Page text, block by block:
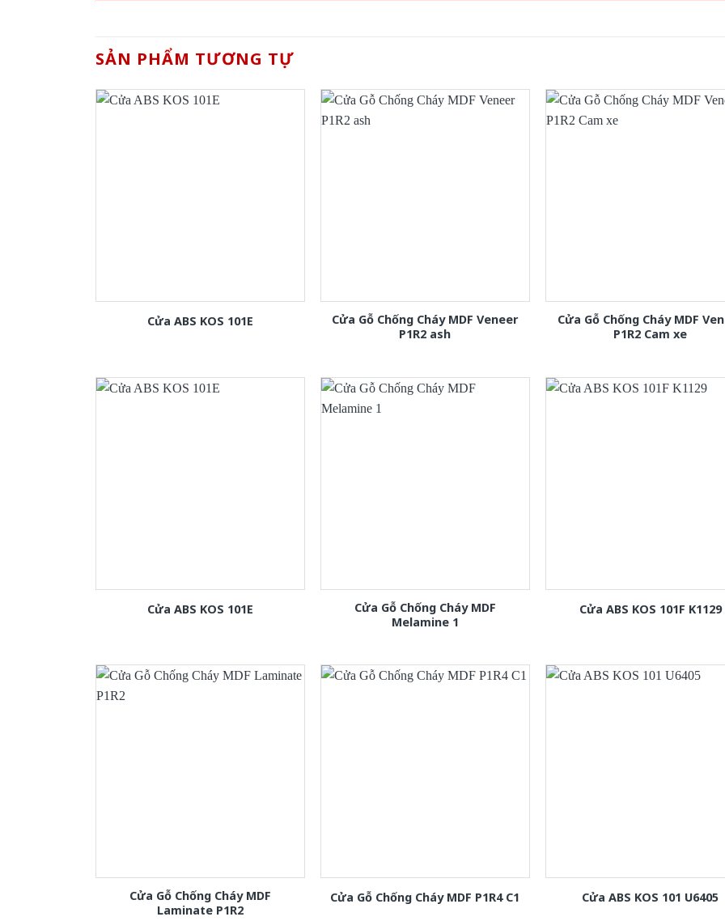
SẢN PHẨM TƯƠNG TỰ
Cửa ABS KOS 101E
Cửa Gỗ Chống Cháy MDF Veneer
P1R2 ash
Cửa Gỗ Chống Cháy MDF
P1R2 Cam xe
Cửa ABS KOS 101E
Cửa Gỗ Chống Cháy MDF
Melamine 1
Cửa ABS KOS 101F K1129
Cửa Gỗ Chống Cháy MDF
Laminate P1R2
Cửa Gỗ Chống Cháy MDF P1R4 C1 Cửa ABS KOS 101 U6405